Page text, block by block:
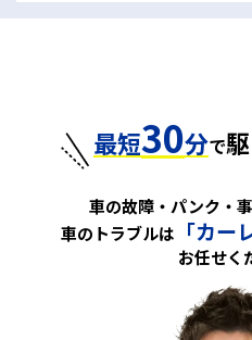
最短30分で
車の故障・パンク・
車のトラブルは
「カ
お任せく